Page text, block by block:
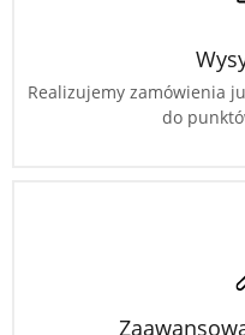
Realizujemy zamówienia
do